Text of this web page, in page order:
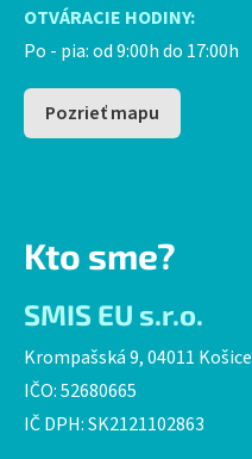
OTVÁRACIE HODINY:
Po - pia: od 9:00h do 17:00h
Pozrieť mapu
Kto sme?
SMIS EU s.r.o.
Krompašská 9, 04011
IČO: 52680665
IČ DPH: SK2121102863